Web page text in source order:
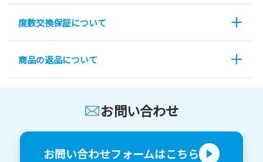
度数交換保証について
商品の返品について
お問い合わせ
お問い合わせフォームはこちら